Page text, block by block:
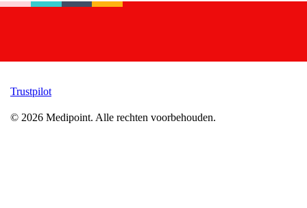
Trustpilot
© 2026 Medipoint. Alle rechten voorbehouden.